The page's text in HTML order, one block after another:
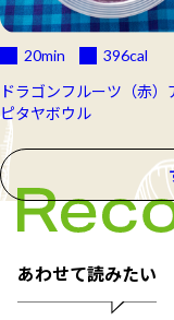
20min 396cal
ドラゴンフルーツ（赤）
ピタヤボウル
あわせて読みたい